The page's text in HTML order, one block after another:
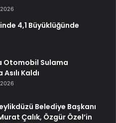
4,1 Büyüklüğünde
Otomobil Sulama
Kaldı
Belediye Başkanı
Çalık, Özgür Özel’in